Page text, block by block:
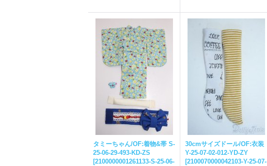
タミーちゃん/OF:着物&帯 S-
25-06-29-493-KD-ZS
[2100000001261133-S-25-06-
30cmサイズドール/OF:衣装
Y-25-07-02-012-YD-ZY
[2100070000042103-Y-25-07-